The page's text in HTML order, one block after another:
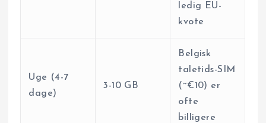
ledig EU-
kvote
Uge (4-7
dage)
3-10 GB
Belgisk
taletids-SIM
(~€10) er
ofte
billigere